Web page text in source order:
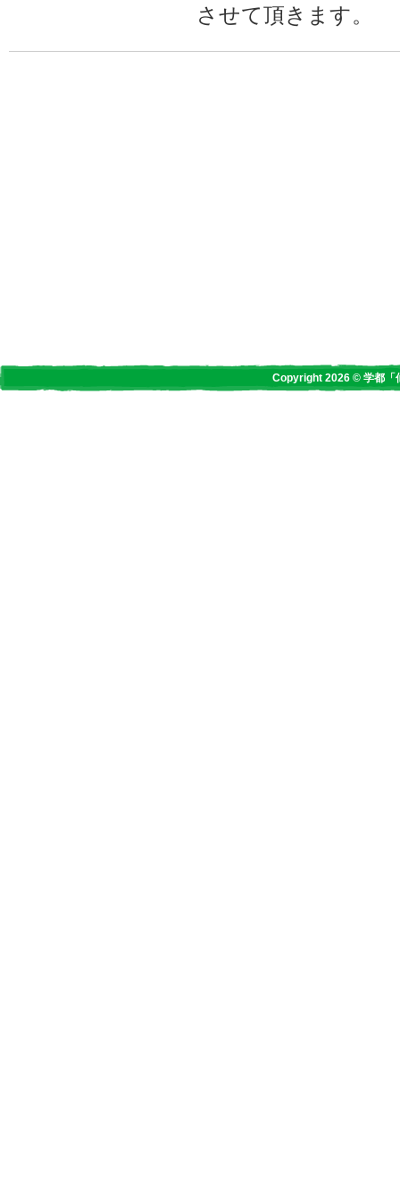
させて頂きます。
Copyright 2026 © 学都「